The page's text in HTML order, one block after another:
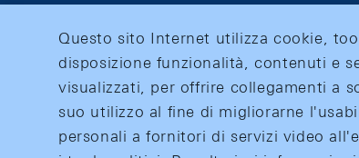
Questo sito Internet utilizza cookie,
disposizione funzionalità, contenuti e
visualizzati, per offrire collegamenti a
suo utilizzo al fine di migliorarne
personali a fornitori di servizi video